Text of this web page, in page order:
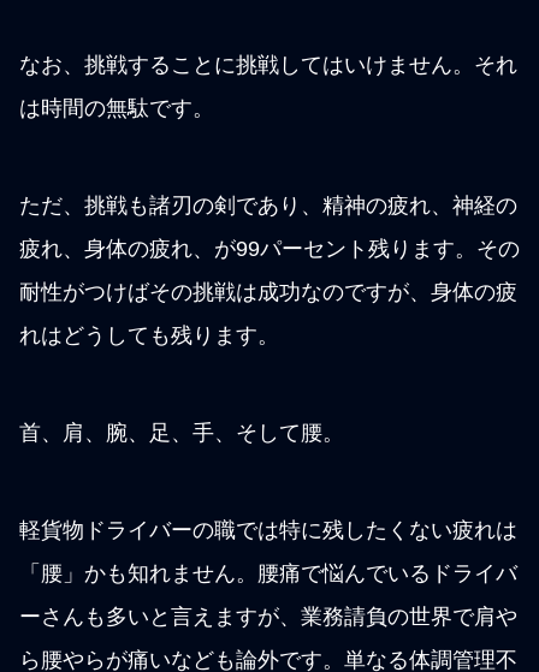
なお、挑戦することに挑戦してはいけません。それ
は時間の無駄です。
ただ、挑戦も諸刃の剣であり、精神の疲れ、神経の
疲れ、身体の疲れ、が99パーセント残ります。その
耐性がつけばその挑戦は成功なのですが、身体の疲
れはどうしても残ります。
首、肩、腕、足、手、そして腰。
軽貨物ドライバーの職では特に残したくない疲れは
「腰」かも知れません。腰痛で悩んでいるドライバ
ーさんも多いと言えますが、業務請負の世界で肩や
ら腰やらが痛いなども論外です。単なる体調管理不